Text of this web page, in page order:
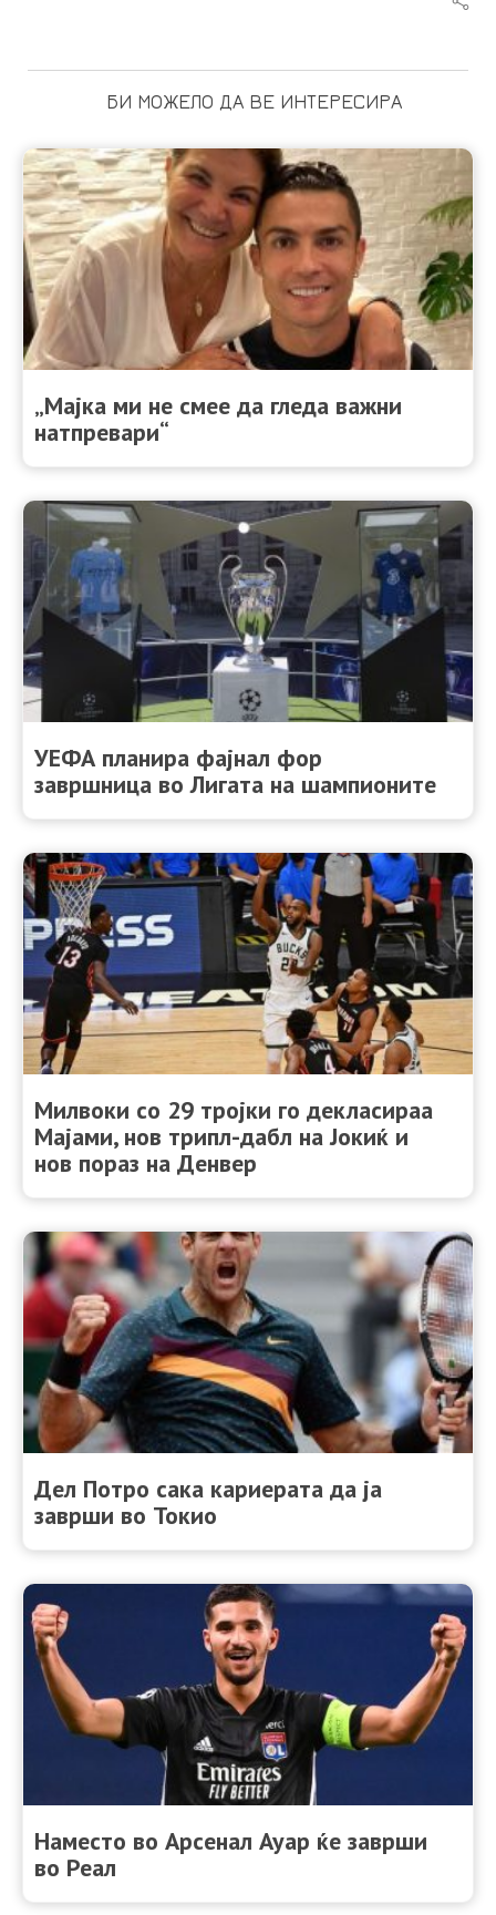
БИ МОЖЕЛО ДА ВЕ ИНТЕРЕСИРА
„Мајка ми не смее да гледа важни
натпревари“
УЕФА планира фајнал фор
завршница во Лигата на шампионите
Милвоки со 29 тројки го декласираа
Мајами, нов трипл-дабл на Јокиќ и
нов пораз на Денвер
Дел Потро сака кариерата да ја
заврши во Токио
Наместо во Арсенал Ауар ќе заврши
во Реал